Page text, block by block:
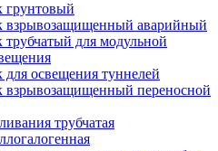
грунтовый
взрывозащищенный аварийный
трубчатый для модульной
для освещения туннелей
взрывозащищенный переносной
трубчатая